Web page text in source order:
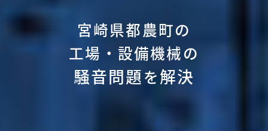
宮崎県都農町の
工場・設備機械の
騒音問題を解決